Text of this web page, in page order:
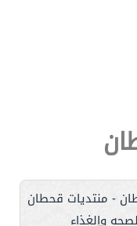
- منتديات قحطان
والغذاء